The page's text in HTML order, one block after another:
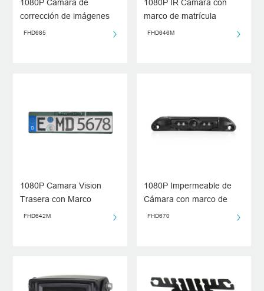
1080P Cámara de
corrección de imágenes
FHD685
1080P IR Cámara con
marco de matrícula
FHD646M
1080P Camara Vision
Trasera con Marco
Matricula
FHD642M
1080P Impermeable de
Cámara con marco de
matrícula
FHD670